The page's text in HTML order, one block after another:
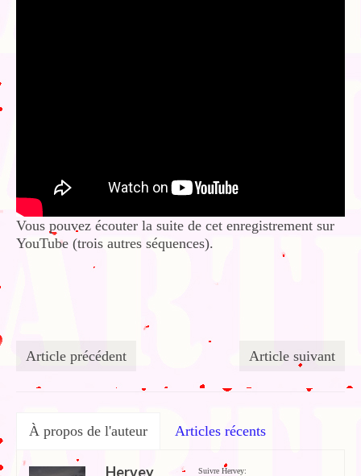
Vous pouvez écouter la suite de cet enregistrement sur
YouTube (trois autres séquences).
Article précédent Article suivant
À propos de l'auteur Articles récents
Suivre Hervey:
Hervey